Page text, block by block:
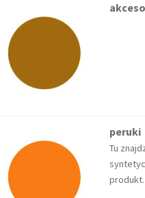
peruki
Tu